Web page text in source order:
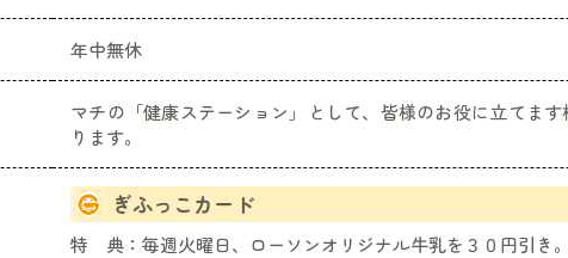
年中無休
マチの「健康ステーション」として、皆様のお役に立てま
ります。
ぎふっこカード
特 典： 毎週火曜日、ローソンオリジナル牛乳を３０円引